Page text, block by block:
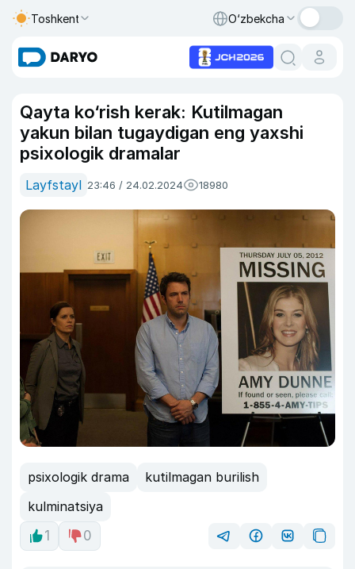
Toshkent O‘zbekcha
Qayta ko‘rish kerak: Kutilmagan
yakun bilan tugaydigan eng yaxshi
psixologik dramalar
Layfstayl 23:46 / 24.02.2024 18980
psixologik drama
kutilmagan burilish
kulminatsiya
1
0